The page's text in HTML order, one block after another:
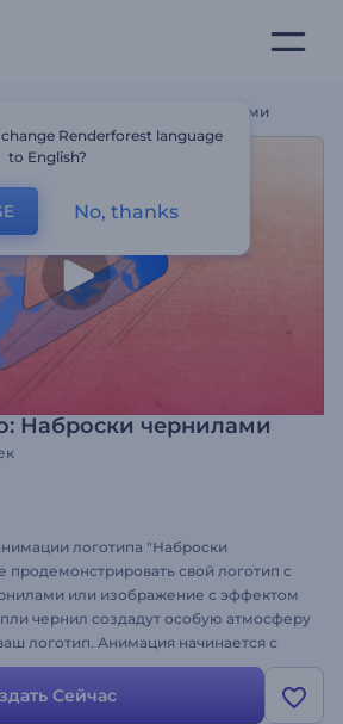
Лого: Наброски Чернилами
Наброски чернилами
логотипа "Наброски
свой логотип с
или изображение с эффектом
чернил создадут особую атмосферу
логотип. Анимация начинается с
обретает более четкие
ваше лого. Просто загрузите свой
фон, а анимацию мы возьмем на себя!
Сейчас
Renderforest language
to English?
No, thanks